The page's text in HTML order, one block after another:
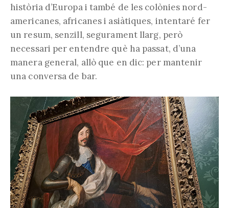
història d’Europa i també de les colònies nord-
americanes, africanes i asiàtiques, intentaré fer
un resum, senzill, segurament llarg, però
necessari per entendre què ha passat, d’una
manera general, allò que en dic: per mantenir
una conversa de bar.